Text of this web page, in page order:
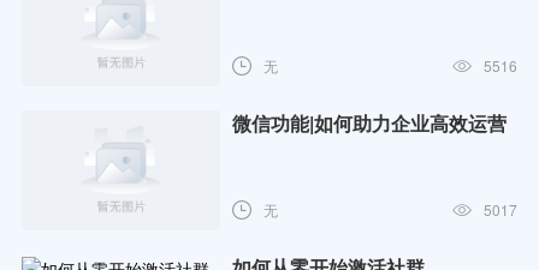
无 5516
微信功能|如何助力企业高效运营
无 5017